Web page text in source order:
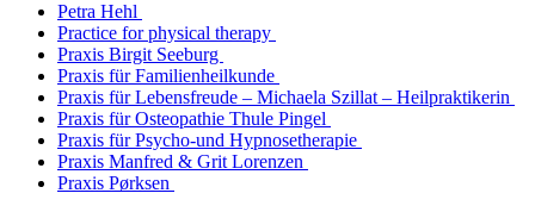
Petra Hehl
Practice for physical therapy
Praxis Birgit Seeburg
Praxis für Familienheilkunde
Praxis für Lebensfreude – Michaela Szillat – Heilpraktikerin
Praxis für Osteopathie Thule Pingel
Praxis für Psycho-und Hypnosetherapie
Praxis Manfred & Grit Lorenzen
Praxis Pørksen